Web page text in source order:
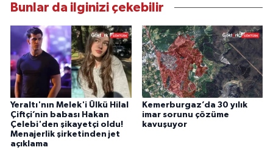
Bunlar da ilginizi çekebilir
Yeraltı'nın Melek'i Ülkü Hilal
Çiftçi’nin babası Hakan
Çelebi'den şikayetçi oldu!
Menajerlik şirketinden jet
açıklama
Kemerburgaz’da 30 yılık
imar sorunu çözüme
kavuşuyor